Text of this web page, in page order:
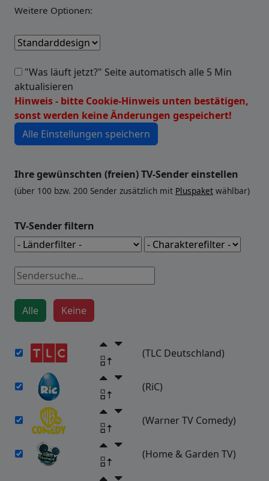
Weitere Optionen:
"Was läuft jetzt?" Seite automatisch alle 5 Min
aktualisieren
Hinweis - bitte Cookie-Hinweis unten bestätigen,
sonst werden keine Änderungen gespeichert!
Ihre gewünschten (freien) TV-Sender einstellen
(über 100 bzw. 200 Sender zusätzlich mit Pluspaket wählbar)
TV-Sender filtern
(TLC Deutschland)
(RiC)
(Warner TV Comedy)
(Home & Garden TV)